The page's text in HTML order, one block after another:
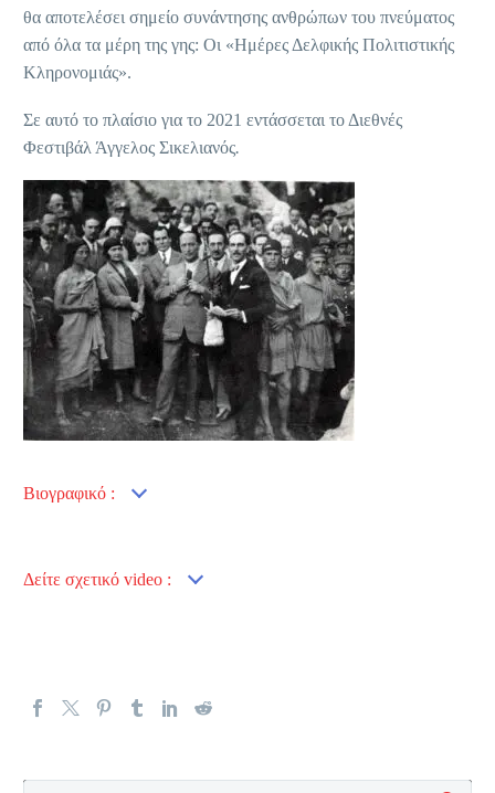
θα αποτελέσει σημείο συνάντησης ανθρώπων του πνεύματος
από όλα τα μέρη της γης: Οι «Ημέρες Δελφικής Πολιτιστικής
Κληρονομιάς».
Σε αυτό το πλαίσιο για το 2021 εντάσσεται το Διεθνές
Φεστιβάλ Άγγελος Σικελιανός.
Bιογραφικό :
Δείτε σχετικό video :